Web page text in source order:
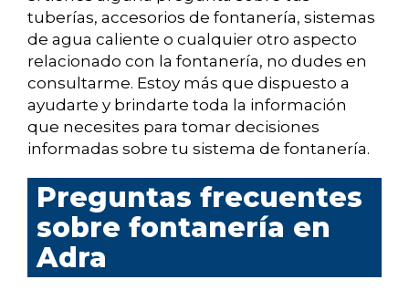
tuberías, accesorios de fontanería, sistemas
de agua caliente o cualquier otro aspecto
relacionado con la fontanería, no dudes en
consultarme. Estoy más que dispuesto a
ayudarte y brindarte toda la información
que necesites para tomar decisiones
informadas sobre tu sistema de fontanería.
Preguntas frecuentes
sobre fontanería en
Adra